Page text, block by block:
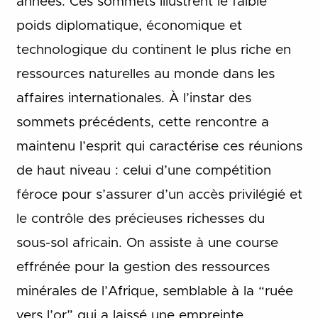
poids diplomatique, économique et
technologique du continent le plus riche en
ressources naturelles au monde dans les
affaires internationales. À l’instar des
sommets précédents, cette rencontre a
maintenu l’esprit qui caractérise ces réunions
de haut niveau : celui d’une compétition
féroce pour s’assurer d’un accès privilégié et
le contrôle des précieuses richesses du
sous-sol africain. On assiste à une course
effrénée pour la gestion des ressources
minérales de l’Afrique, semblable à la “ruée
vers l’or” qui a laissé une empreinte